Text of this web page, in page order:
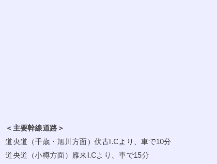
＜主要幹線道路＞
道央道（千歳・旭川方面）伏古I.Cより、車で10分
道央道（小樽方面）雁来I.Cより、車で15分